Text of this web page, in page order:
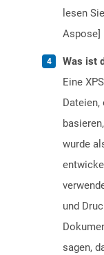
lesen
Aspose]
Was ist
Eine
Dateien,
wurde
und
sagen,